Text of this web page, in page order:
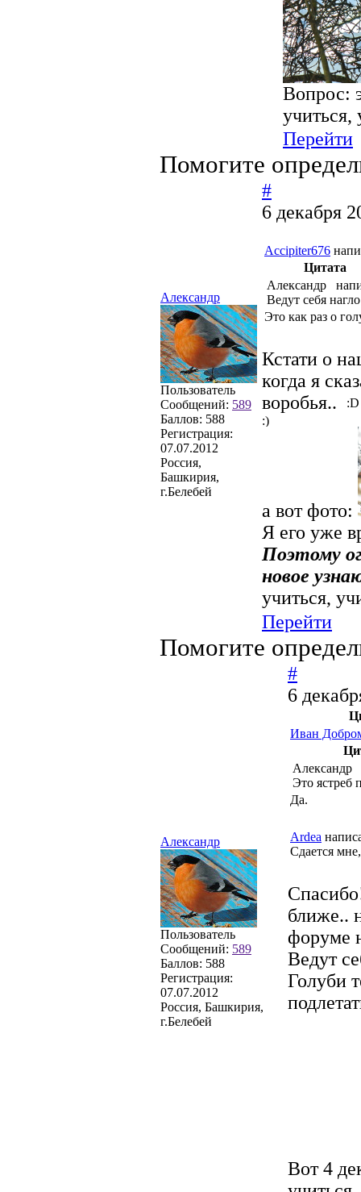
Вопрос:
учиться,
Перейти
Помогите
Александр
Пользователь
Сообщений: 589
Баллов: 588
Регистрация:
07.07.2012
Россия,
Башкирия,
г.Белебей
#
6 декабря
Accipiter676
Цитата
Александр
Ведут себя
Это как раз о
Кстати о
когда я
воробья..
а вот фото:
Я его уже
Поэтому
новое
учиться,
Перейти
Помогите
Александр
Пользователь
Сообщений: 589
Баллов: 588
Регистрация:
07.07.2012
Россия, Башкирия,
г.Белебей
#
6
Иван
Александр
Это ястреб
Да.
Ardea
Сдается
ближе..
форуме
Ведут
Голуби
Вот 4